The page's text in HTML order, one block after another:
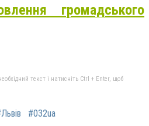
громадського
текст і натисніть Ctrl + Enter, щоб
#032ua